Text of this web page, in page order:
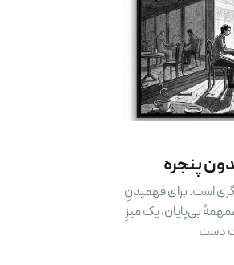
پنجره
است. برای فهمیدنِ
بی‌پایان، یک میزِ
دست‌